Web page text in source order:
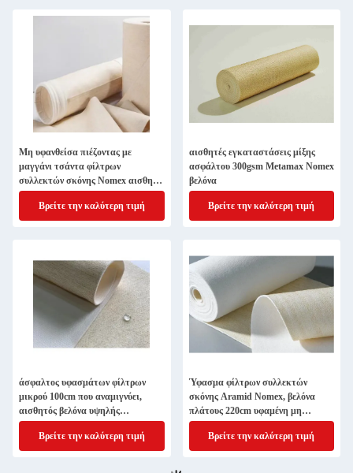
Μη υφανθείσα πιέζοντας με
μαγγάνι τσάντα φίλτρων
συλλεκτών σκόνης Nomex αισθητή
βελόνα Metamax
Βρείτε την καλύτερη τιμή
αισθητές εγκαταστάσεις μίξης
ασφάλτου 300gsm Metamax Nomex
βελόνα
Βρείτε την καλύτερη τιμή
άσφαλτος υφασμάτων φίλτρων
μικρού 100cm που αναμιγνύει,
αισθητός βελόνα υψηλής
θερμοκρασίας ανθεκτικός Aramid
Βρείτε την καλύτερη τιμή
Ύφασμα φίλτρων συλλεκτών
σκόνης Aramid Nomex, βελόνα
πλάτους 220cm υφαμένη μη
αισθητή
Βρείτε την καλύτερη τιμή